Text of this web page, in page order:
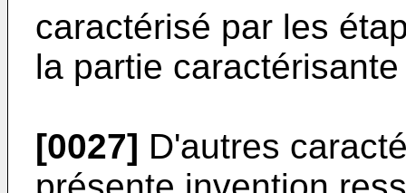
caractérisé par les
la partie
[0027] D'autres